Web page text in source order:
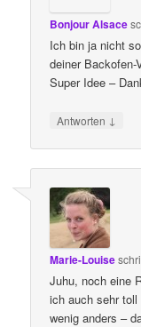
Bonjour Alsace
Ich bin ja nicht
deiner Backofen-
Super Idee –
Antworten ↓
Marie-Louise
Juhu, noch eine
ich auch sehr
wenig anders –